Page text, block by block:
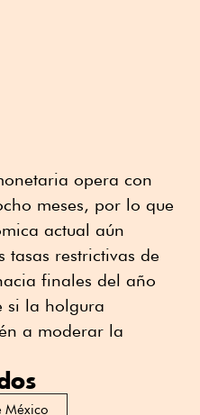
opera con
meses, por lo que
actual aún
restrictivas de
finales del año
si la holgura
a moderar la
México